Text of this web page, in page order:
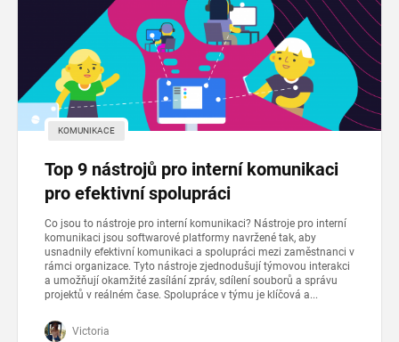
KOMUNIKACE
Top 9 nástrojů pro interní komunikaci
pro efektivní spolupráci
Co jsou to nástroje pro interní komunikaci? Nástroje pro interní
komunikaci jsou softwarové platformy navržené tak, aby
usnadnily efektivní komunikaci a spolupráci mezi zaměstnanci v
rámci organizace. Tyto nástroje zjednodušují týmovou interakci
a umožňují okamžité zasílání zpráv, sdílení souborů a správu
projektů v reálném čase. Spolupráce v týmu je klíčová a...
Victoria